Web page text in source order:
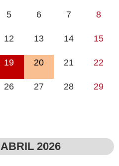
5 6 7 8
12 13 14 15
19 20 21 22
26 27 28 29
ABRIL 2026